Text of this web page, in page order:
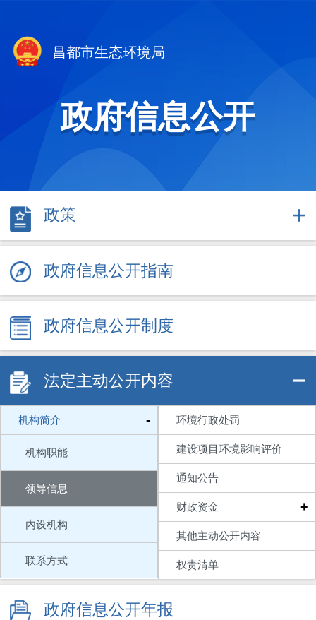
昌都市生态环境局
政府信息公开
政策
政府信息公开指南
政府信息公开制度
法定主动公开内容
机构简介 -
机构职能
领导信息
内设机构
联系方式
环境行政处罚
建设项目环境影响评价
通知公告
财政资金 +
其他主动公开内容
权责清单
政府信息公开年报